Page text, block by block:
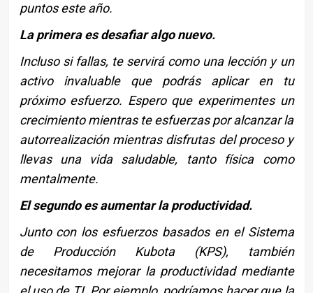
puntos este año.
La primera es desafiar algo nuevo.
Incluso si fallas, te servirá como una lección y un
activo invaluable que podrás aplicar en tu
próximo esfuerzo. Espero que experimentes un
crecimiento mientras te esfuerzas por alcanzar la
autorrealización mientras disfrutas del proceso y
llevas una vida saludable, tanto física como
mentalmente.
El segundo es aumentar la productividad.
Junto con los esfuerzos basados en el Sistema
de Producción Kubota (KPS), también
necesitamos mejorar la productividad mediante